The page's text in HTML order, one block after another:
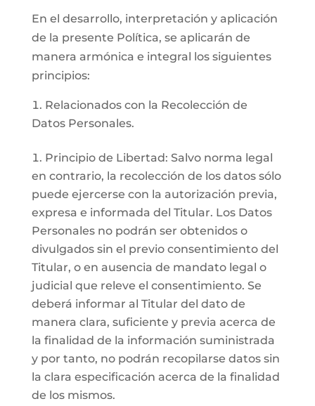
En el desarrollo, interpretación y aplicación
de la presente Política, se aplicarán de
manera armónica e integral los siguientes
principios:
Relacionados con la Recolección de
Datos Personales.
Principio de Libertad: Salvo norma legal
en contrario, la recolección de los datos sólo
puede ejercerse con la autorización previa,
expresa e informada del Titular. Los Datos
Personales no podrán ser obtenidos o
divulgados sin el previo consentimiento del
Titular, o en ausencia de mandato legal o
judicial que releve el consentimiento. Se
deberá informar al Titular del dato de
manera clara, suficiente y previa acerca de
la finalidad de la información suministrada
y por tanto, no podrán recopilarse datos sin
la clara especificación acerca de la finalidad
de los mismos.